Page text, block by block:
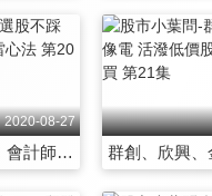
2020-08-27
SOP選股不踩雷！會計師教戰避雷心法 第20集